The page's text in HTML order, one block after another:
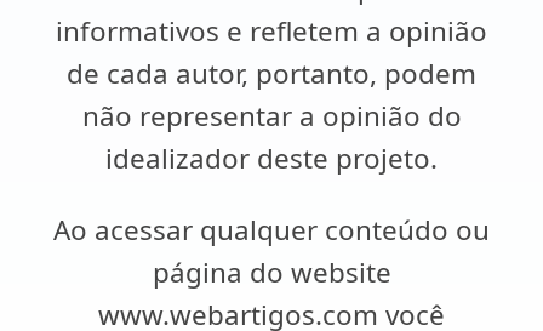
informativos e refletem a opinião
de cada autor, portanto, podem
não representar a opinião do
idealizador deste projeto.
Ao acessar qualquer conteúdo ou
página do website
www.webartigos.com você